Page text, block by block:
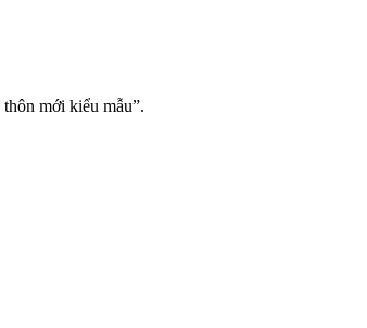
mới kiểu mẫu”.